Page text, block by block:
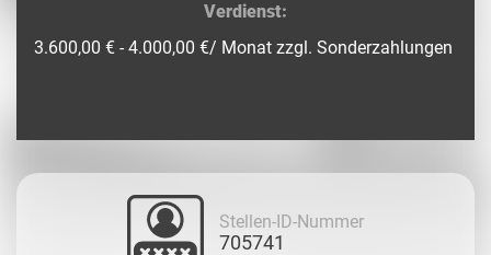
Verdienst:
3.600,00 € - 4.000,00 €/ Monat zzgl. Sonderzahlungen
Stellen-ID-Nummer
705741